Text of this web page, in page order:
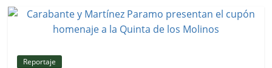
Reportaje